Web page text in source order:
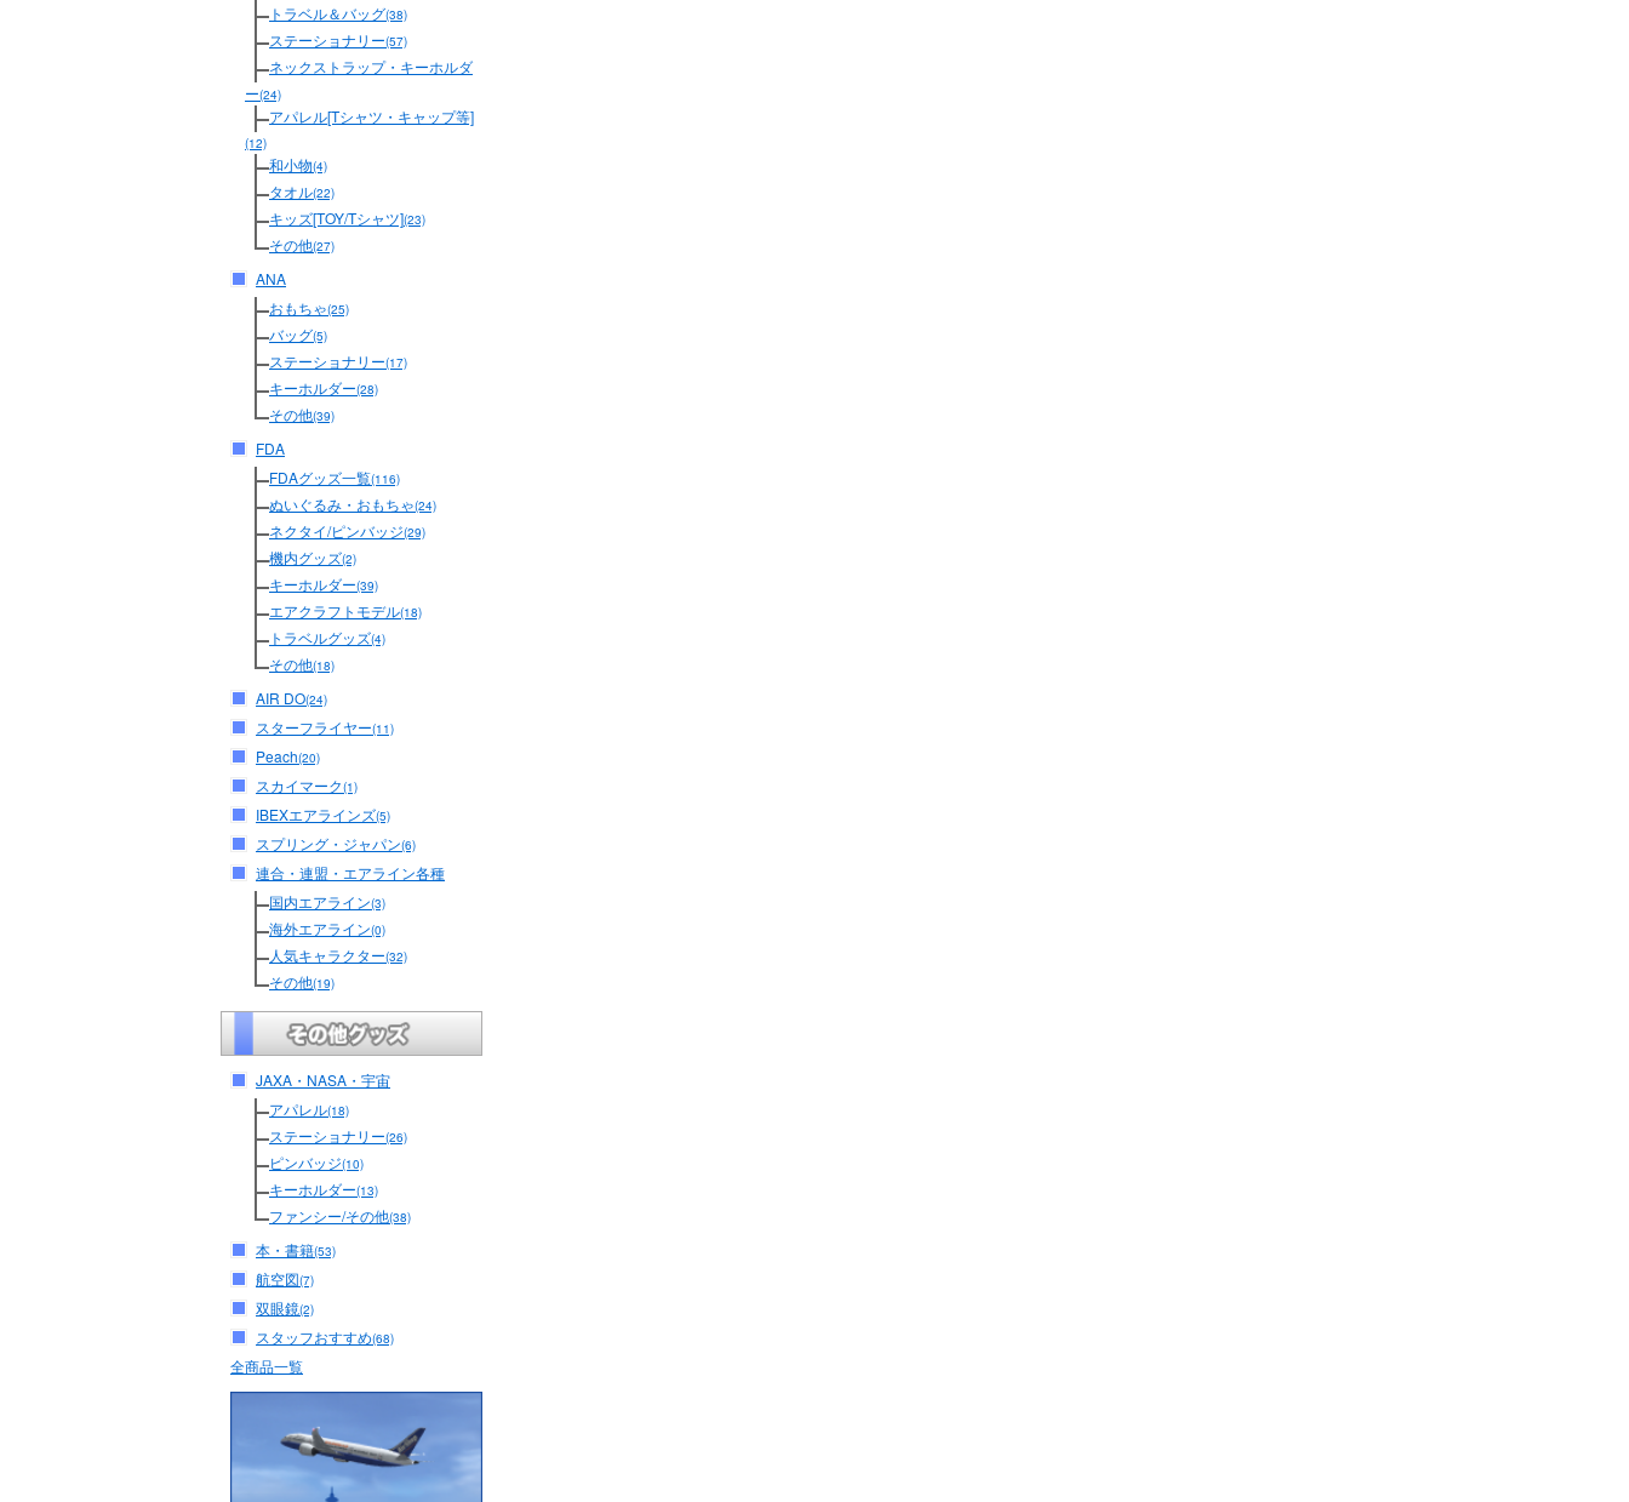
トラベル＆バッグ(38)
ステーショナリー(57)
ネックストラップ・キーホルダ
ー(24)
アパレル[Tシャツ・キャップ等]
(12)
和小物(4)
タオル(22)
キッズ[TOY/Tシャツ](23)
その他(27)
ANA
おもちゃ(25)
バッグ(5)
ステーショナリー(17)
キーホルダー(28)
その他(39)
FDA
FDAグッズ一覧(116)
ぬいぐるみ・おもちゃ(24)
ネクタイ/ピンバッジ(29)
機内グッズ(2)
キーホルダー(39)
エアクラフトモデル(18)
トラベルグッズ(4)
その他(18)
AIR DO(24)
スターフライヤー(11)
Peach(20)
スカイマーク(1)
IBEXエアラインズ(5)
スプリング・ジャパン(6)
連合・連盟・エアライン各種
国内エアライン(3)
海外エアライン(0)
人気キャラクター(32)
その他(19)
JAXA・NASA・宇宙
アパレル(18)
ステーショナリー(26)
ピンバッジ(10)
キーホルダー(13)
ファンシー/その他(38)
本・書籍(53)
航空図(7)
双眼鏡(2)
スタッフおすすめ(68)
全商品一覧